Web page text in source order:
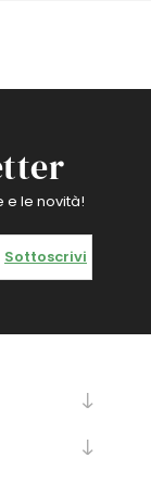
e le novità!
Sottoscrivi